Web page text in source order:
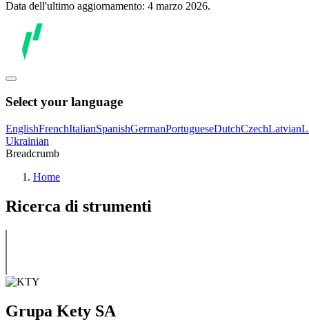
Data dell'ultimo aggiornamento: 4 marzo 2026.
Select your language
EnglishFrenchItalianSpanishGermanPortugueseDutchCzechLatvian
Ukrainian
Breadcrumb
Home
Ricerca di strumenti
Grupa Kety SA